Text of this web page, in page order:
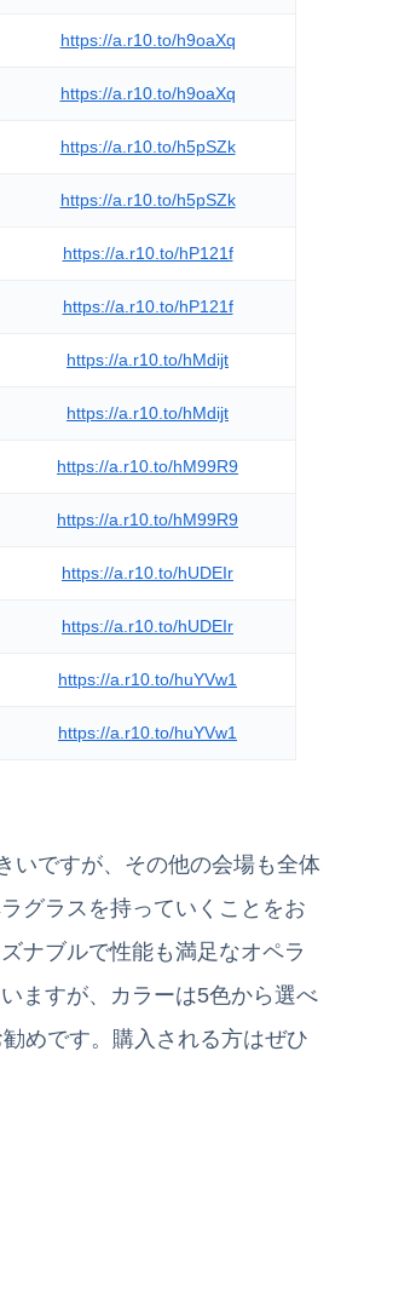
https://a.r10.to/h9oaXq
https://a.r10.to/h9oaXq
https://a.r10.to/h5pSZk
https://a.r10.to/h5pSZk
https://a.r10.to/hP121f
https://a.r10.to/hP121f
https://a.r10.to/hMdijt
https://a.r10.to/hMdijt
https://a.r10.to/hM99R9
https://a.r10.to/hM99R9
https://a.r10.to/hUDEIr
https://a.r10.to/hUDEIr
https://a.r10.to/huYVw1
https://a.r10.to/huYVw1
いですが、その他の会場も全体
グラスを持っていくことをお
ナブルで性能も満足なオペラ
ますが、カラーは5色から選べ
めです。購入される方はぜひ